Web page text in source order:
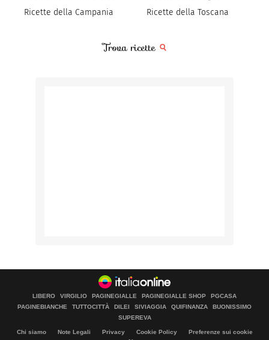
Ricette della Campania
Ricette della Toscana
Trova ricette
LIBERO VIRGILIO PAGINEGIALLE PAGINEGIALLE SHOP
PGCASA
PAGINEBIANCHE
TUTTOCITTÀ DILEI SIVIAGGIA QUIFINANZA
BUONISSIMO
SUPEREVA
Chi siamo Note Legali Privacy Cookie Policy
Preferenze sui cookie